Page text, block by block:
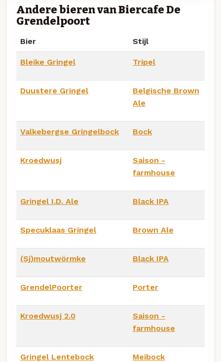
Andere bieren van Biercafe De
Grendelpoort
Bier Stijl
Bleike Gringel Tripel
Duustere Gringel
Belgische Brown
Ale
Valkebergse Gringelbock Bock
Kroedwusj
Saison -
farmhouse
Gringel I.D. Ale Black IPA
Specuklaas Gringel Brown Ale
(Sj)moutwörmke Black IPA
GrendelPoorter Porter
Kroedwusj 2.0
Saison -
farmhouse
Gringel Lentebock Meibock